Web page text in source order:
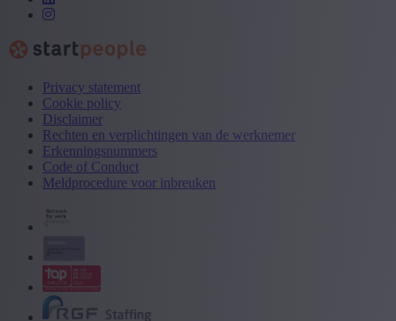
Privacy statement
Cookie policy
Disclaimer
Rechten en verplichtingen van de werknemer
Erkenningsnummers
Code of Conduct
Meldprocedure voor inbreuken